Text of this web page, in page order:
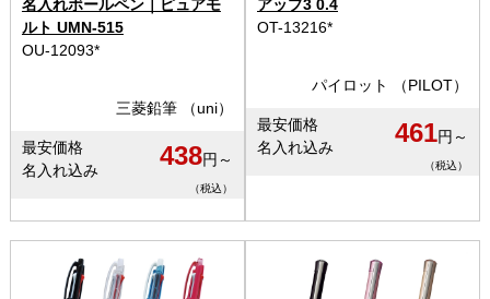
名入れボールペン｜ピュアモ
ルト UMN-515
OU-12093*
三菱鉛筆 （uni）
最安価格
名入れ込み
438円～
（税込）
アップ3 0.4
OT-13216*
パイロット （PILOT）
最安価格
名入れ込み
461円～
（税込）